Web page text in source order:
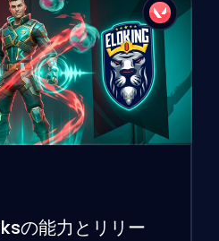
の能力とリリー